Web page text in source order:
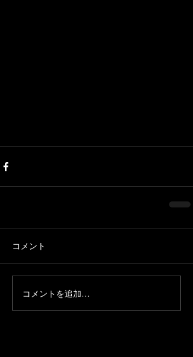
コメント
コメントを追加…